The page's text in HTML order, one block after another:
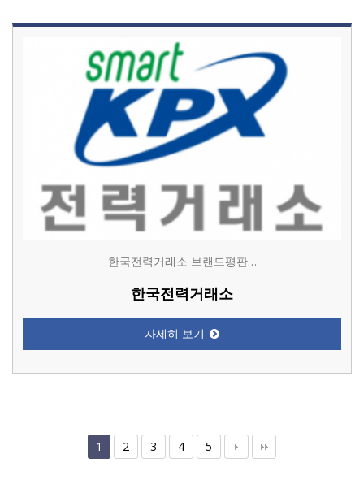
한국전력거래소 브랜드평판…
한국전력거래소
자세히 보기
1 2 3 4 5